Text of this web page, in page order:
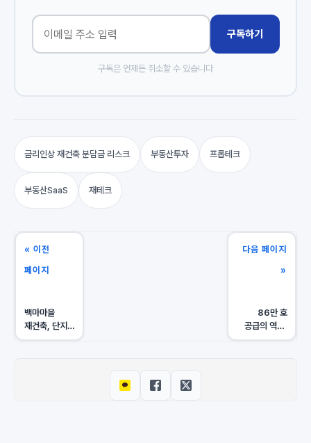
구독하기
구독은 언제든 취소할 수 있습니다
금리인상 재건축 분담금 리스크 부동산투자 프롭테크
부동산SaaS 재테크
« 이전
페이지
백마마을
재건축, 단지별
안전진단
다음 페이지
»
86만 호
공급의 역설,
외곽 조합원